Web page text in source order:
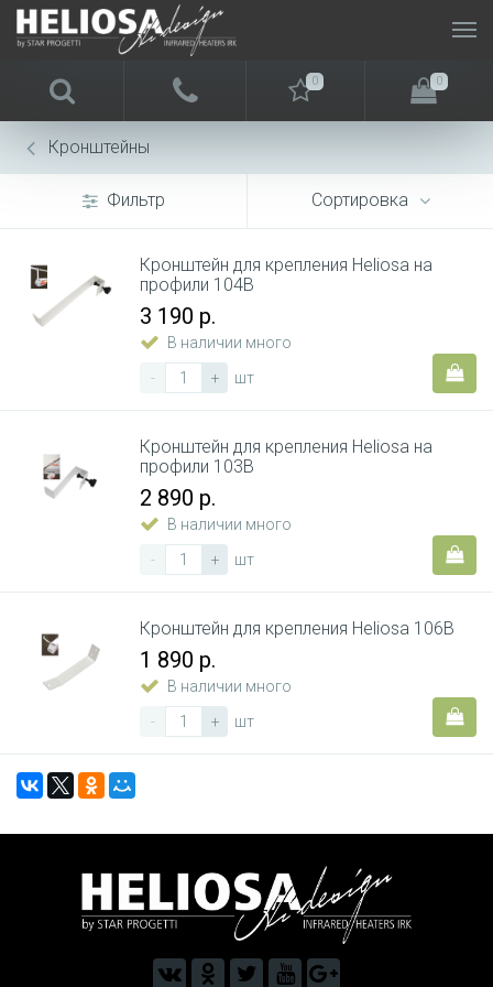
0 0
Кронштейны
Фильтр Сортировка
Кронштейн для крепления Heliosa на
профили 104B
3 190 р.
В наличии много
-
+ шт
Кронштейн для крепления Heliosa на
профили 103B
2 890 р.
В наличии много
-
+ шт
Кронштейн для крепления Heliosa 106B
1 890 р.
В наличии много
-
+ шт